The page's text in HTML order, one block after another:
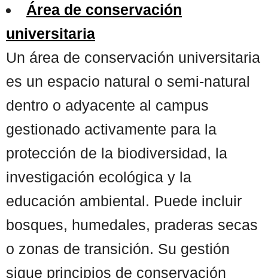
Área de conservación
universitaria
Un área de conservación universitaria
es un espacio natural o semi-natural
dentro o adyacente al campus
gestionado activamente para la
protección de la biodiversidad, la
investigación ecológica y la
educación ambiental. Puede incluir
bosques, humedales, praderas secas
o zonas de transición. Su gestión
sigue principios de conservación